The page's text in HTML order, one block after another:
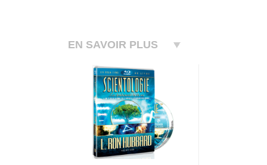
EN SAVOIR PLUS